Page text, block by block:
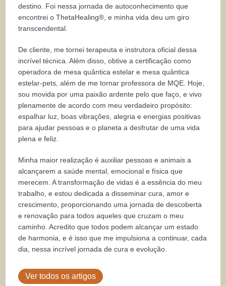
destino. Foi nessa jornada de autoconhecimento que
encontrei o ThetaHealing®, e minha vida deu um giro
transcendental.
De cliente, me tornei terapeuta e instrutora oficial dessa
incrível técnica. Além disso, obtive a certificação como
operadora de mesa quântica estelar e mesa quântica
estelar-pets, além de me tornar professora de MQE. Hoje,
sou movida por uma paixão ardente pelo que faço, e vivo
plenamente de acordo com meu verdadeiro propósito:
espalhar luz, boas vibrações, alegria e energias positivas
para ajudar pessoas e o planeta a desfrutar de uma vida
plena e feliz.
Minha maior realização é auxiliar pessoas e animais a
alcançarem a saúde mental, emocional e física que
merecem. A transformação de vidas é a essência do meu
trabalho, e estou dedicada a disseminar cura, amor e
crescimento, proporcionando uma jornada de descoberta
e renovação para todos aqueles que cruzam o meu
caminho. Acredito que todos podem alcançar um estado
de harmonia, e é isso que me impulsiona a continuar, cada
dia, nessa incrível jornada de cura e evolução.
Ver todos os artigos